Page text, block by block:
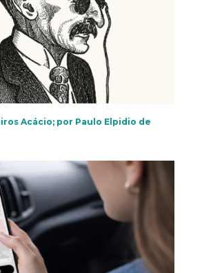
Acácio; por Paulo Elpidio de